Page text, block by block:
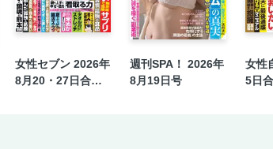
バレー日本代表（佐
医学博士が推奨「動
私の最初の晩餐／戸塚
女性セブン 2026年
8月20・27日合併
週刊SPA！ 2026年
8月19日号
女性
5日